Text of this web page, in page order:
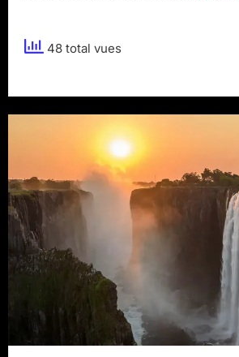
48 total vues